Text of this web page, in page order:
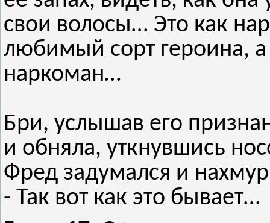
свои волосы… Это как
любимый сорт героина,
наркоман…
Бри, услышав его
и обняла, уткнувшись
Фред задумался и
- Так вот как это бывает…